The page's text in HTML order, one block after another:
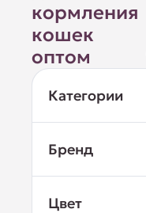
кормления
кошек
оптом
Категории
Бренд
Цвет